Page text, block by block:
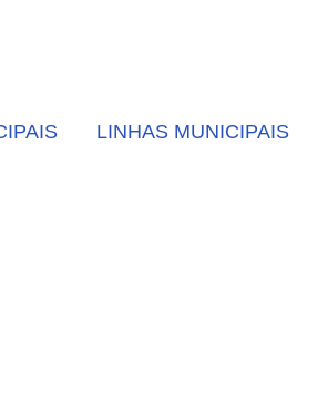
LINHAS MUNICIPAIS